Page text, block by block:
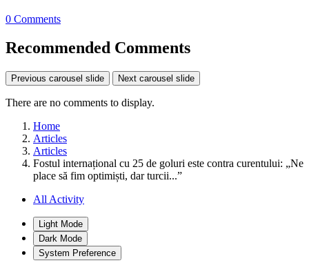
0 Comments
Recommended Comments
Previous carousel slide Next carousel slide
There are no comments to display.
Home
Articles
Articles
Fostul internațional cu 25 de goluri este contra curentului: „Ne
place să fim optimiști, dar turcii...”
All Activity
Light Mode
Dark Mode
System Preference